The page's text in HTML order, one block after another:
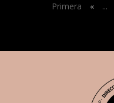
Primera « ...